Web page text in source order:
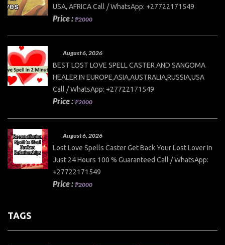
USA, AFRICA Call / WhatsApp: +27722171549
Price : ₱2000
August 6, 2026
BEST LOST LOVE SPELL CASTER AND SANGOMA
HEALER IN EUROPE,ASIA,AUSTRALIA,RUSSIA,USA
Call / WhatsApp: +27722171549
Price : ₱2000
August 6, 2026
Lost Love Spells Caster Get Back Your Lost Lover In
Just 24 Hours 100 % Guaranteed Call / WhatsApp:
+27722171549
Price : ₱2000
TAGS